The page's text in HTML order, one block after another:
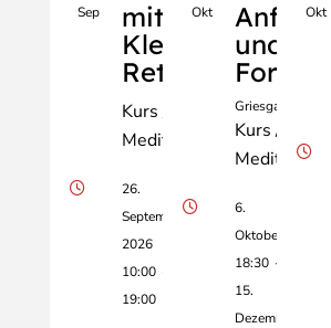
Sep
mit Manfred
Klell - City-
Retreat
Kurs / Retreat
Meditation
26.
September
2026
10:00
19:00
Okt
und
Griesgasse
Kurs /
Meditation
6.
Oktober
18:30 -
15.
Dezember
Okt